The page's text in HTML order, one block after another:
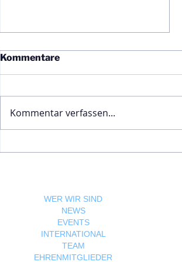
Ägypten und Österreich
Kommentare
Kommentar verfassen...
WER WIR SIND
NEWS
EVENTS
INTERNATIONAL
TEAM
EHRENMITGLIEDER